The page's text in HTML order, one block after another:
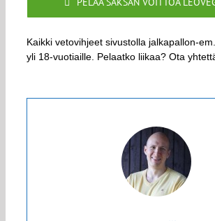
Kaikki vetovihjeet sivustolla jalkapallon-
yli 18-vuotiaille. Pelaatko liikaa? Ota